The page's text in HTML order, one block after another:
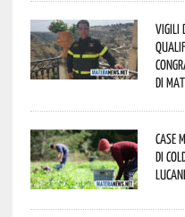
Vigili
di
Case
di
lucani